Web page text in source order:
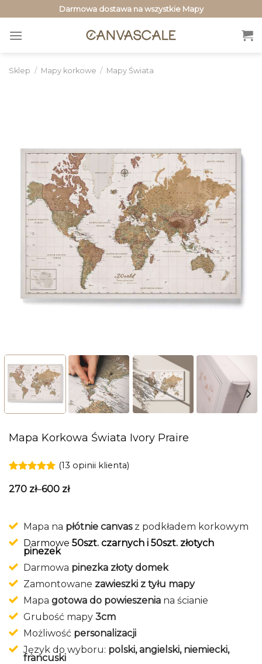
do
zawartości
Darmowa dostawa na wszystkie Mapy
Sklep / Mapy korkowe / Mapy Świata
Mapa Korkowa Świata Ivory Praire
5.00na 5
klientów
(13 opinii klienta)
270 zł–600 zł
Mapa na płótnie canvas z podkładem korkowym
Darmowe 50szt. czarnych i 50szt. złotych
pinezek
Darmowa pinezka złoty domek
Zamontowane zawieszki z tyłu mapy
Mapa gotowa do powieszenia na ścianie
Grubość mapy 3cm
Możliwość personalizacji
Język do wyboru: polski, angielski, niemiecki,
francuski